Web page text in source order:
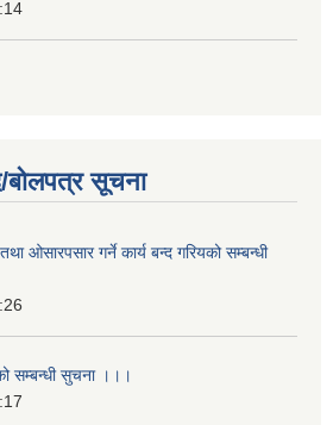
बोलपत्र सूचना
ओसारपसार गर्ने कार्य बन्द गरियको सम्बन्धी
सम्बन्धी सुचना ।।।